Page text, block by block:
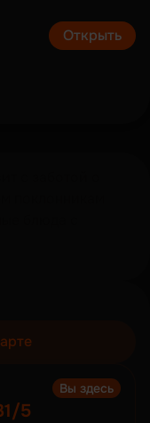
Открыть
Вы здесь
5